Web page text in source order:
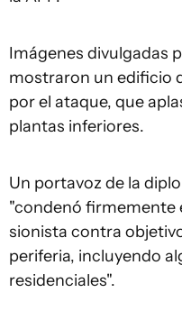
Imágenes divulgadas
mostraron un edificio
por el ataque, que
plantas inferiores.
Un portavoz de la
"condenó firmemente
sionista contra
periferia, incluyendo
residenciales".